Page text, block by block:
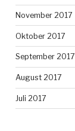
November 2017
Oktober 2017
September 2017
August 2017
Juli 2017